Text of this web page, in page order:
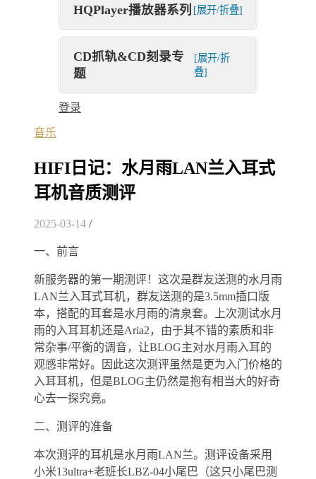
HQPlayer播放器系列 [展开/折叠]
CD抓轨&CD刻录专
题
[展开/折
叠]
登录
音乐
HIFI日记：水月雨LAN兰入耳式
耳机音质测评
2025-03-14 /
一、前言
新服务器的第一期测评！这次是群友送测的水月雨
LAN兰入耳式耳机，群友送测的是3.5mm插口版
本，搭配的耳套是水月雨的清泉套。上次测试水月
雨的入耳耳机还是Aria2，由于其不错的素质和非
常杂事/平衡的调音，让BLOG主对水月雨入耳的
观感非常好。因此这次测评虽然是更为入门价格的
入耳耳机，但是BLOG主仍然是抱有相当大的好奇
心去一探究竟。
二、测评的准备
本次测评的耳机是水月雨LAN兰。测评设备采用
小米13ultra+老班长LBZ-04小尾巴（这只小尾巴测